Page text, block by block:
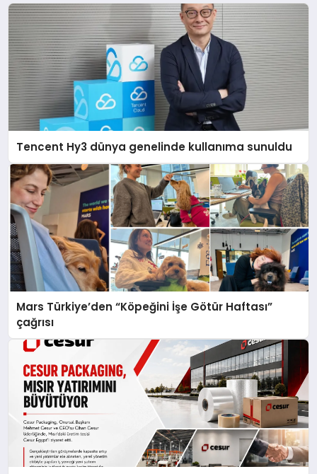
Tencent Hy3 dünya genelinde kullanıma sunuldu
Mars Türkiye’den “Köpeğini İşe Götür Haftası”
çağrısı